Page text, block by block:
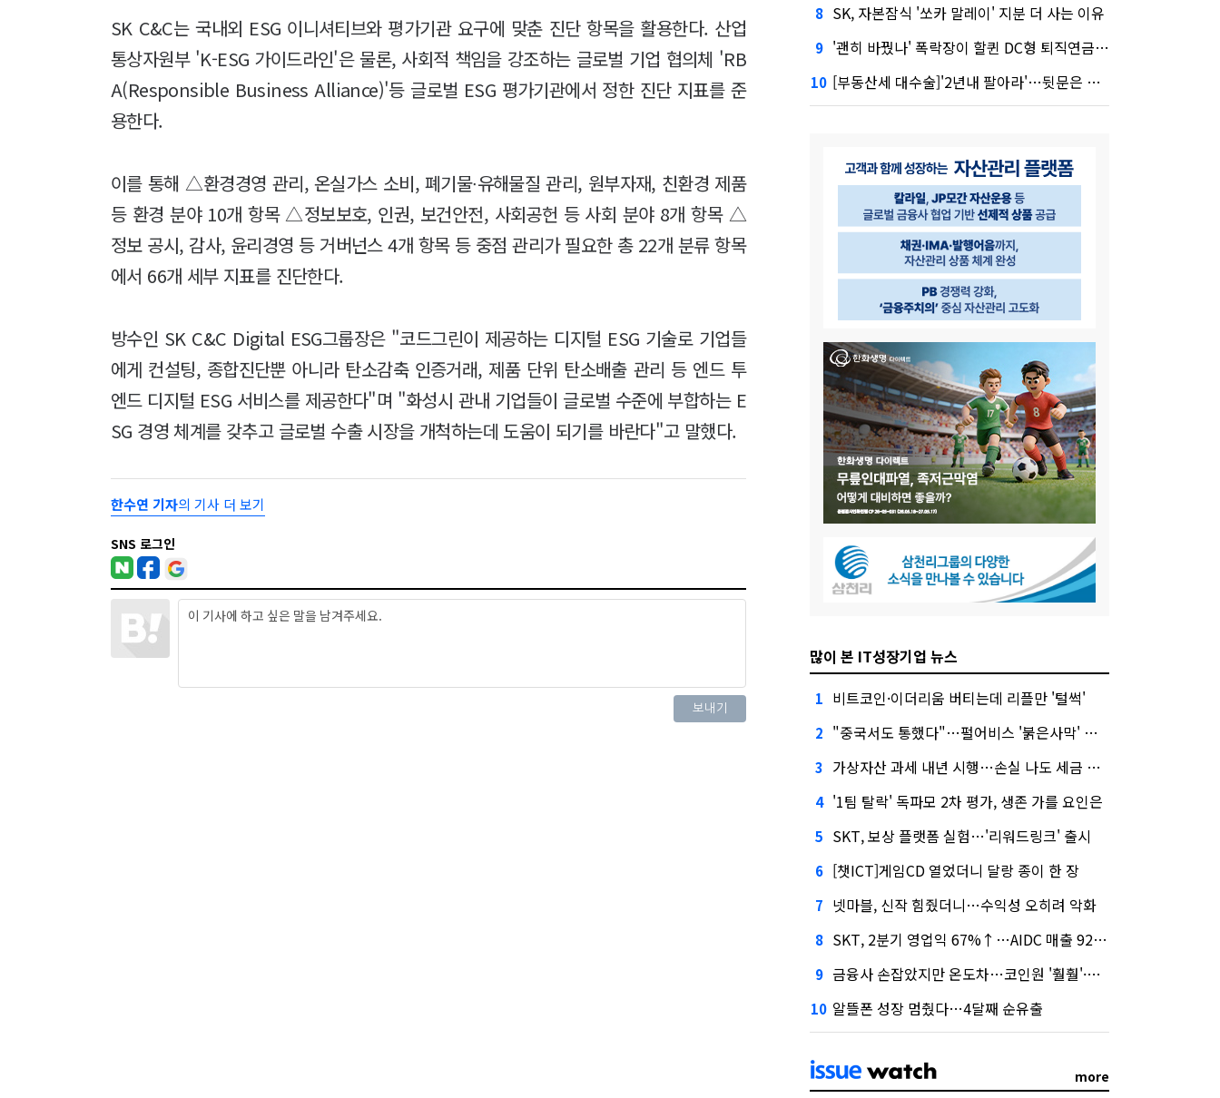
SK C&C는 국내외 ESG 이니셔티브와 평가기관 요구에 맞춘 진단 항목을 활용한다. 산업
통상자원부 'K-ESG 가이드라인'은 물론, 사회적 책임을 강조하는 글로벌 기업 협의체 'RB
A(Responsible Business Alliance)'등 글로벌 ESG 평가기관에서 정한 진단 지표를 준
용한다.
이를 통해 △환경경영 관리, 온실가스 소비, 폐기물∙유해물질 관리, 원부자재, 친환경 제품
등 환경 분야 10개 항목 △정보보호, 인권, 보건안전, 사회공헌 등 사회 분야 8개 항목 △
정보 공시, 감사, 윤리경영 등 거버넌스 4개 항목 등 중점 관리가 필요한 총 22개 분류 항목
에서 66개 세부 지표를 진단한다.
방수인 SK C&C Digital ESG그룹장은 "코드그린이 제공하는 디지털 ESG 기술로 기업들
에게 컨설팅, 종합진단뿐 아니라 탄소감축 인증거래, 제품 단위 탄소배출 관리 등 엔드 투
엔드 디지털 ESG 서비스를 제공한다"며 "화성시 관내 기업들이 글로벌 수준에 부합하는 E
SG 경영 체계를 갖추고 글로벌 수출 시장을 개척하는데 도움이 되기를 바란다"고 말했다.
한수연 기자의 기사 더 보기
SNS 로그인
8 SK, 자본잠식 '쏘카 말레이' 지분 더 사는 이유
9 '괜히 바꿨나' 폭락장이 할퀸 DC형 퇴직연금…전문가 조언은
10 [부동산세 대수술]'2년내 팔아라'…뒷문은 열었다
많이 본 IT성장기업 뉴스
1 비트코인·이더리움 버티는데 리플만 '털썩'
2 "중국서도 통했다"…펄어비스 '붉은사막' 최고 게임상
3 가상자산 과세 내년 시행…손실 나도 세금 낸다고?
4 '1팀 탈락' 독파모 2차 평가, 생존 가를 요인은
5 SKT, 보상 플랫폼 실험…'리워드링크' 출시
6 [챗ICT]게임CD 열었더니 달랑 종이 한 장
7 넷마블, 신작 힘줬더니…수익성 오히려 악화
8 SKT, 2분기 영업익 67%↑…AIDC 매출 92% 급증
9 금융사 손잡았지만 온도차…코인원 '훨훨'·코빗 '잠잠'
10 알뜰폰 성장 멈췄다…4달째 순유출
more